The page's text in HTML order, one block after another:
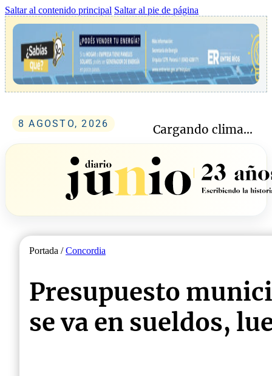
Saltar al contenido principal Saltar al pie de página
8 AGOSTO, 2026 Cargando clima...
Portada /Concordia
Presupuesto
se va en sueldos,